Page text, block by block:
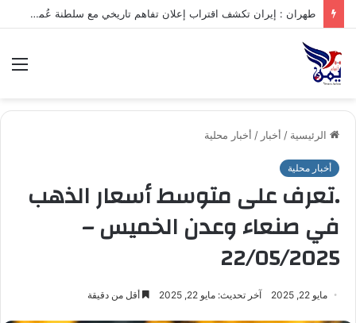
طهران : إيران تكشف اقتراب إعلان تفاهم تاريخي مع سلطنة عُمان بشأن تنظيم الملاحة في مضيق هرمز
الرئيسية / أخبار / أخبار محلية
أخبار محلية
.تعرف على متوسط أسعار الذهب
في صنعاء وعدن الخميس –
22/05/2025
مايو 22, 2025 آخر تحديث: مايو 22, 2025 أقل من دقيقة